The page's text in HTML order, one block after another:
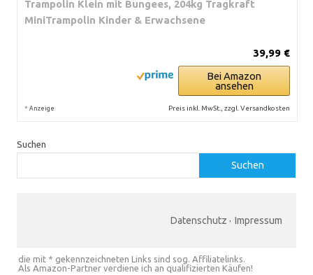
Trampolin Klein mit Bungees, 204kg Tragkraft
MiniTrampolin Kinder & Erwachsene
39,99 €
Bei Amazon
ansehen
* Anzeige Preis inkl. MwSt., zzgl. Versandkosten
Suchen
Suchen
Datenschutz · Impressum
die mit * gekennzeichneten Links sind sog. Affiliatelinks.
Als Amazon-Partner verdiene ich an qualifizierten Käufen!